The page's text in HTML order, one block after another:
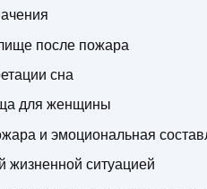
после пожара
сна
для женщины
и эмоциональная
жизненной ситуацией